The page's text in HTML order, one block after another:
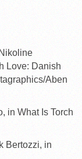
Love: Danish
Aben
in What Is Torch
Bertozzi, in